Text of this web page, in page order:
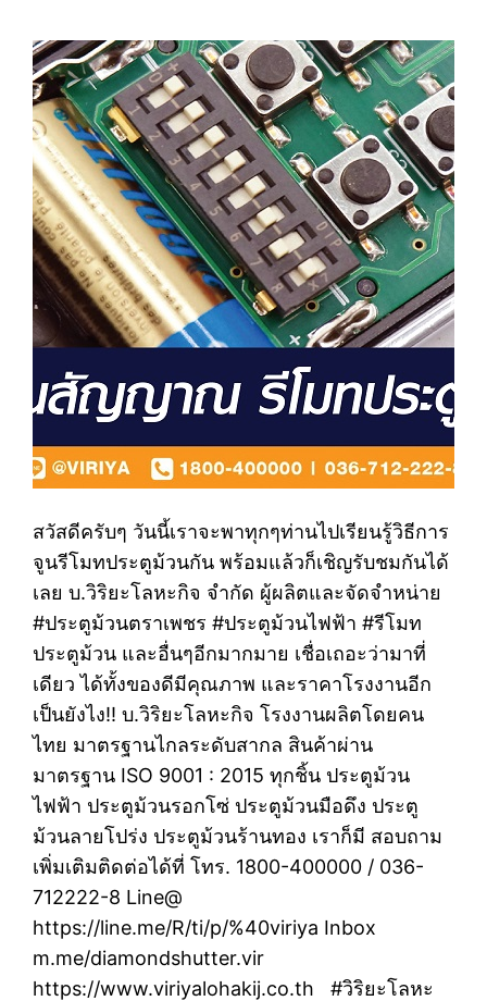
สวัสดีครับๆ วันนี้เราจะพาทุกๆท่านไปเรียนรู้วิธีการ
จูนรีโมทประตูม้วนกัน พร้อมแล้วก็เชิญรับชมกันได้
เลย บ.วิริยะโลหะกิจ จำกัด ผู้ผลิตและจัดจำหน่าย
#ประตูม้วนตราเพชร #ประตูม้วนไฟฟ้า #รีโมท
ประตูม้วน และอื่นๆอีกมากมาย เชื่อเถอะว่ามาที่
เดียว ได้ทั้งของดีมีคุณภาพ และราคาโรงงานอีก
เป็นยังไง!! บ.วิริยะโลหะกิจ โรงงานผลิตโดยคน
ไทย มาตรฐานไกลระดับสากล สินค้าผ่าน
มาตรฐาน ISO 9001 : 2015 ทุกชิ้น ประตูม้วน
ไฟฟ้า ประตูม้วนรอกโซ่ ประตูม้วนมือดึง ประตู
ม้วนลายโปร่ง ประตูม้วนร้านทอง เราก็มี สอบถาม
เพิ่มเติมติดต่อได้ที่ โทร. 1800-400000 / 036-
712222-8 Line@
https://line.me/R/ti/p/%40viriya Inbox
m.me/diamondshutter.vir
https://www.viriyalohakij.co.th #วิริยะโลหะ